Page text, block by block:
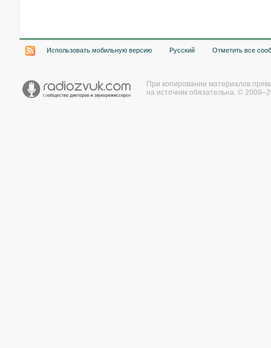
Использовать мобильную версию Русский Отметить все
При копировании материалов
на источник обязательна. ©